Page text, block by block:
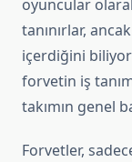
oyuncular
tanınırlar,
içerdiğini
forvetin iş
takımın genel
Forvetler,